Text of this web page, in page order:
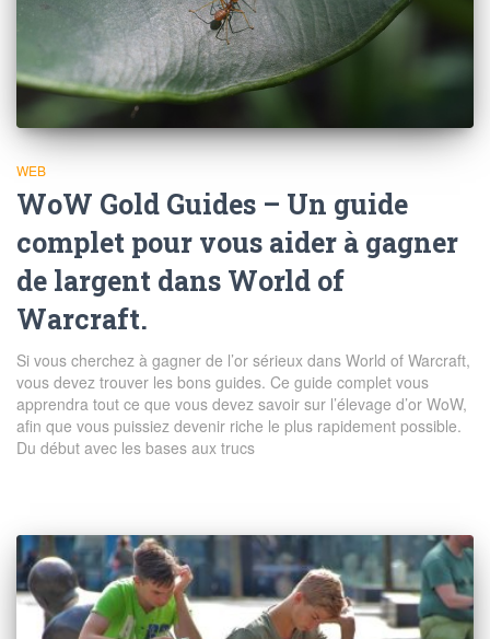
WEB
WoW Gold Guides – Un guide
complet pour vous aider à gagner
de largent dans World of
Warcraft.
Si vous cherchez à gagner de l’or sérieux dans World of Warcraft,
vous devez trouver les bons guides. Ce guide complet vous
apprendra tout ce que vous devez savoir sur l’élevage d’or WoW,
afin que vous puissiez devenir riche le plus rapidement possible.
Du début avec les bases aux trucs